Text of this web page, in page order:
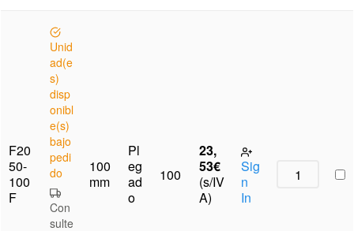
F20
50-
100
F
Unid
ad(e
s)
disp
onibl
e(s)
bajo
pedi
do
Con
sulte
100
mm
Pl
eg
ad
o
100
23,
53€
(s/IV
A)
Sig
n
In